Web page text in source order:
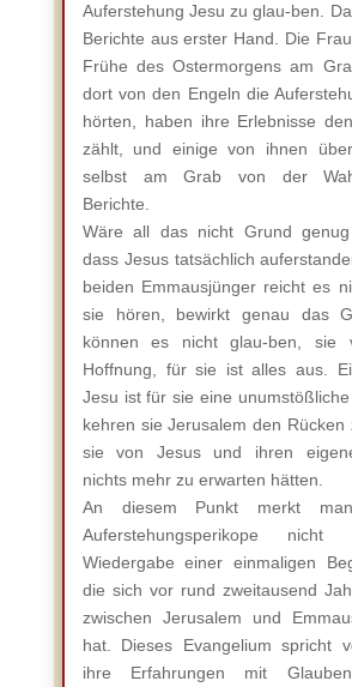
Auferstehung Jesu zu glau-ben.
Berichte aus erster Hand. Die
Frühe des Ostermorgens am
dort von den Engeln die
hörten, haben ihre Erlebnisse
zählt, und einige von ihnen
selbst am Grab von der
Berichte.
Wäre all das nicht Grund genug
dass Jesus tatsächlich
beiden Emmausjünger reicht es
sie hören, bewirkt genau das
können es nicht glau-ben, sie
Hoffnung, für sie ist alles aus.
Jesu ist für sie eine
kehren sie Jerusalem den Rücken
sie von Jesus und ihren
nichts mehr zu erwarten hätten.
An diesem Punkt merkt
Auferstehungsperikope
Wiedergabe einer einmaligen
die sich vor rund zweitausend
zwischen Jerusalem und
hat. Dieses Evangelium spricht
ihre Erfahrungen mit